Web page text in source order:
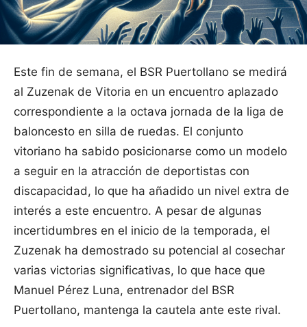
Este fin de semana, el BSR Puertollano se medirá
al Zuzenak de Vitoria en un encuentro aplazado
correspondiente a la octava jornada de la liga de
baloncesto en silla de ruedas. El conjunto
vitoriano ha sabido posicionarse como un modelo
a seguir en la atracción de deportistas con
discapacidad, lo que ha añadido un nivel extra de
interés a este encuentro. A pesar de algunas
incertidumbres en el inicio de la temporada, el
Zuzenak ha demostrado su potencial al cosechar
varias victorias significativas, lo que hace que
Manuel Pérez Luna, entrenador del BSR
Puertollano, mantenga la cautela ante este rival.